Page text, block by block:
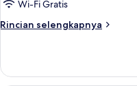
Tempat
Tidur
pemandangan
kota
Wi-Fi Gratis
Rincian selengkapnya
Rincian
Apartemen,